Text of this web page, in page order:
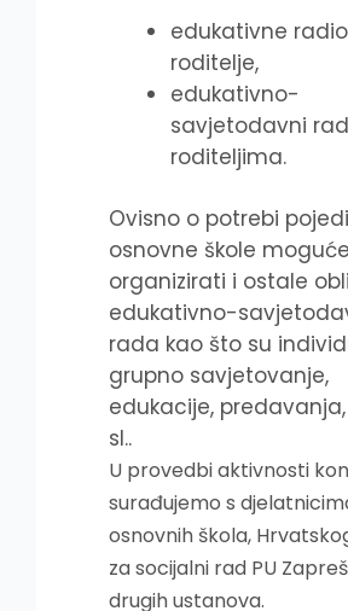
edukativne
roditelje,
edukativno-
savjetodavni
roditeljima.
Ovisno o potrebi
osnovne škole
organizirati i ostale
edukativno-
rada kao što su
grupno savjetovanje,
edukacije,
sl..
U provedbi aktivnosti
surađujemo s
osnovnih škola,
za socijalni rad PU
drugih ustanova.